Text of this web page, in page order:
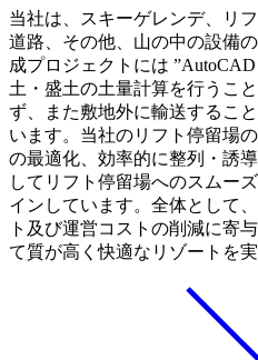
当社は、スキーゲレンデ、リ
道路、その他、山の中の設備
成プロジェクトには
土・盛土の土量計算を行うこ
ず、また敷地外に輸送するこ
います。当社のリフト停留場
の最適化、効率的に整列・誘
してリフト停留場へのスムー
インしています。全体として
ト及び運営コストの削減に寄
て質が高く快適なリゾートを実